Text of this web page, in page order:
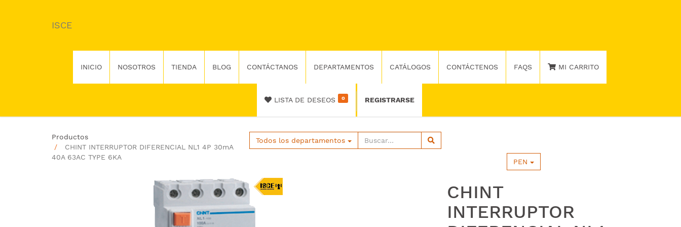
ISCE
INICIO NOSOTROS TIENDA BLOG CONTÁCTANOS DEPARTAMENTOS CATÁLOGOS CONTÁCTENOS FAQS MI CARRITO
LISTA DE DESEOS 0 REGISTRARSE
Productos
CHINT INTERRUPTOR DIFERENCIAL NL1 4P 30mA
40A 63AC TYPE 6KA
Todos los departamentos
PEN
CHINT
INTERRUPTOR